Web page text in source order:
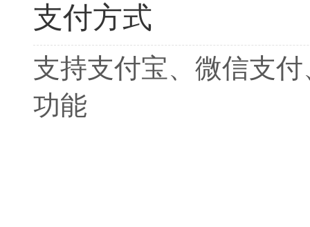
支付方式
支持支付宝、微信支
功能